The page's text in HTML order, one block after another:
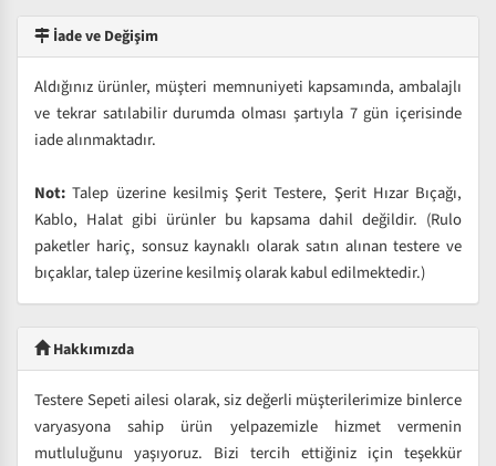
İade ve Değişim
Aldığınız ürünler, müşteri memnuniyeti kapsamında, ambalajlı
ve tekrar satılabilir durumda olması şartıyla 7 gün içerisinde
iade alınmaktadır.
Not: Talep üzerine kesilmiş Şerit Testere, Şerit Hızar Bıçağı,
Kablo, Halat gibi ürünler bu kapsama dahil değildir. (Rulo
paketler hariç, sonsuz kaynaklı olarak satın alınan testere ve
bıçaklar, talep üzerine kesilmiş olarak kabul edilmektedir.)
Hakkımızda
Testere Sepeti ailesi olarak, siz değerli müşterilerimize binlerce
varyasyona sahip ürün yelpazemizle hizmet vermenin
mutluluğunu yaşıyoruz. Bizi tercih ettiğiniz için teşekkür